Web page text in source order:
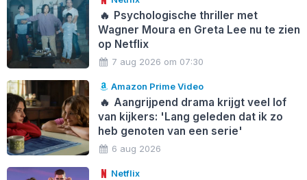
🔥 Psychologische thriller met
Wagner Moura en Greta Lee nu te zien
op Netflix
7 aug 2026 om 07:30
Amazon Prime Video
🔥 Aangrijpend drama krijgt veel lof
van kijkers: 'Lang geleden dat ik zo
heb genoten van een serie'
6 aug 2026
Netflix